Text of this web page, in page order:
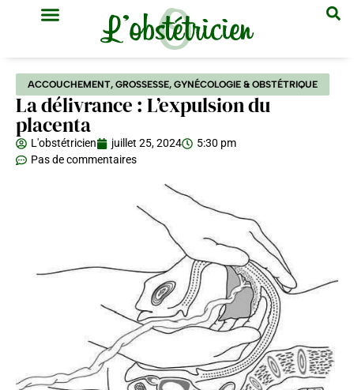
ACCOUCHEMENT, GROSSESSE, GYNÉCOLOGIE & OBSTÉTRIQUE
La délivrance : L’expulsion du
placenta
L'obstétricien juillet 25, 2024
5:30 pm
Pas de commentaires